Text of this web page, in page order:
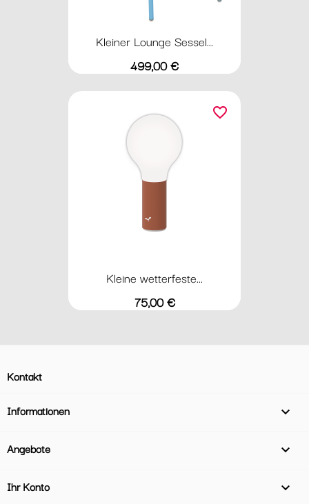
Kleiner Lounge Sessel...
Preis
499,00 €
Kleine wetterfeste...
Preis
75,00 €
favorite_border
Kontakt
Informationen 
Angebote 
Ihr Konto 